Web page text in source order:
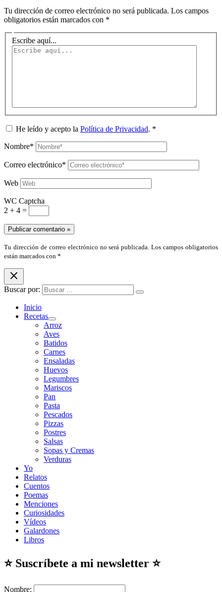
Tu dirección de correo electrónico no será publicada. Los campos
obligatorios están marcados con *
Escribe aquí...
He leído y acepto la Política de Privacidad. *
Nombre*
Correo electrónico*
Web
WC Captcha
2 + 4 =
Tu dirección de correo electrónico no será publicada. Los campos obligatorios
están marcados con *
Buscar por:
Inicio
Recetas
Arroz
Aves
Batidos
Carnes
Ensaladas
Huevos
Legumbres
Mariscos
Pan
Pasta
Pescados
Pizzas
Postres
Salsas
Sopas y Cremas
Verduras
Yo
Relatos
Cuentos
Poemas
Menciones
Curiosidades
Vídeos
Galardones
Libros
⭐ Suscríbete a mi newsletter ⭐
Nombre: